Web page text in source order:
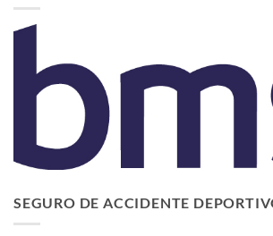
SEGURO DE ACCIDENTE